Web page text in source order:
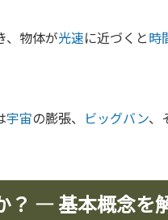
、物体が光速に近づくと時
宇宙の膨張、 ビッグバン、
？ — 基本概念を